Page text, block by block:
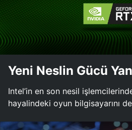
Yeni Neslin Gücü
Intel’in en son nesil
hayalindeki oyun bilgisayarını